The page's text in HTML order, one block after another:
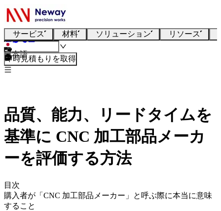
サービス 材料 ソリューション リソース
日本語
即時見積もりを取得
品質、能力、リードタイムを
基準に CNC 加工部品メーカ
ーを評価する方法
目次
購入者が「CNC 加工部品メーカー」と呼ぶ際に本当に意味
すること